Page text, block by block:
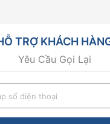
TRỢ KHÁCH
Yêu Cầu Gọi Lại